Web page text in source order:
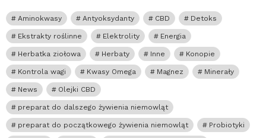
Aminokwasy Antyoksydanty CBD Detoks
Ekstrakty roślinne Elektrolity Energia
Herbatka ziołowa Herbaty Inne Konopie
Kontrola wagi Kwasy Omega Magnez Minerały
News Olejki CBD
preparat do dalszego żywienia niemowląt
preparat do początkowego żywienia niemowląt Probiotyki